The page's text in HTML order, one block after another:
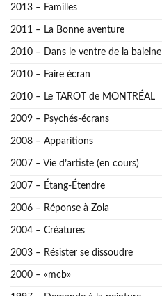
2013 – Familles
2011 – La Bonne aventure
2010 – Dans le ventre de la baleine
2010 – Faire écran
2010 – Le TAROT de MONTRÉAL
2009 – Psychés-écrans
2008 – Apparitions
2007 – Vie d’artiste (en cours)
2007 – Étang-Étendre
2006 – Réponse à Zola
2004 – Créatures
2003 – Résister se dissoudre
2000 – «mcb»